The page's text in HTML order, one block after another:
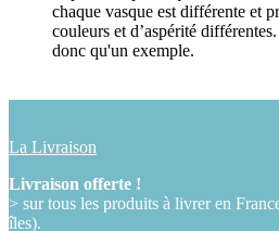
chaque vasque est différente et
couleurs et d’aspérité
donc qu'un exemple.
La Livraison
Livraison offerte !
> sur tous les produits à livrer en
îles).